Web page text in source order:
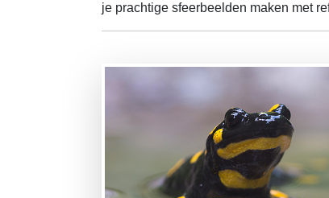
je prachtige sfeerbeelden maken met